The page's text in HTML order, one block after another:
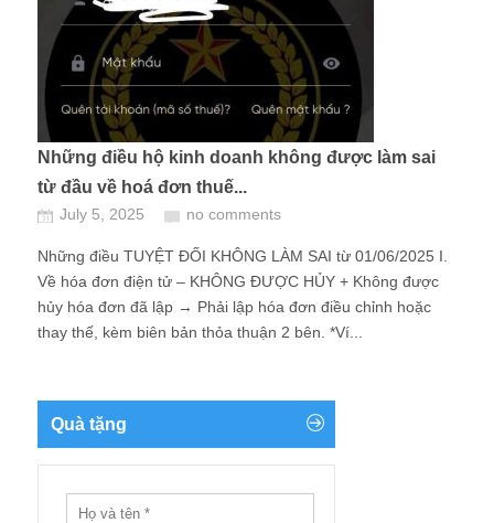
Những điều hộ kinh doanh không được làm sai
từ đầu về hoá đơn thuế...
July 5, 2025 no comments
Những điều TUYỆT ĐỐI KHÔNG LÀM SAI từ 01/06/2025 I.
Về hóa đơn điện tử – KHÔNG ĐƯỢC HỦY + Không được
hủy hóa đơn đã lập → Phải lập hóa đơn điều chỉnh hoặc
thay thế, kèm biên bản thỏa thuận 2 bên. *Ví...
Quà tặng